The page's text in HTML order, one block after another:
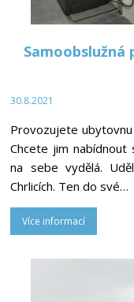
Samoobslužná
30.8.2021
Provozujete ubytovnu
Chcete jim nabídnout
na sebe vydělá.
Chrlicích. Ten do své…
Více informací